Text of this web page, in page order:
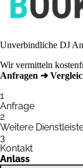
Unverbindliche DJ
Wir vermitteln
Anfragen ➔